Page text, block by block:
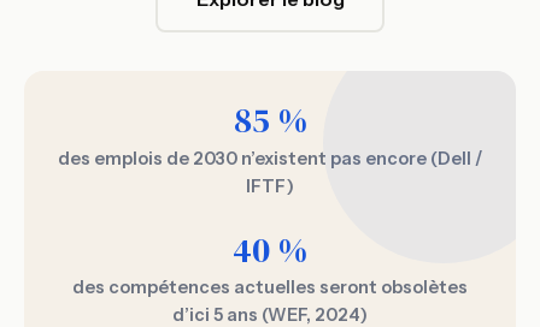
85 %
des emplois de 2030 n’existent pas encore (Dell /
IFTF)
40 %
des compétences actuelles seront obsolètes
d’ici 5 ans (WEF, 2024)